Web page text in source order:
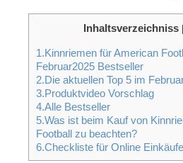
Inhaltsverzeichniss
1.Kinnriemen für American
Februar2025 Bestseller
2.Die aktuellen Top 5 im
3.Produktvideo Vorschlag
4.Alle Bestseller
5.Was ist beim Kauf von
Football zu beachten?
6.Checkliste für Online Einkäufe